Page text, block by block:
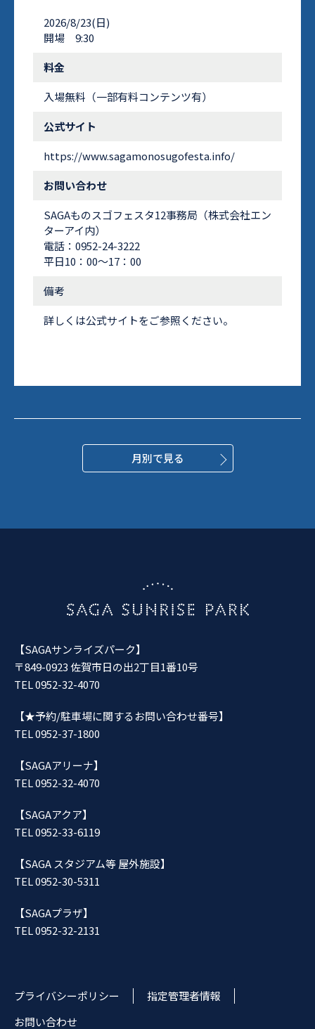
2026/8/23(日)
開場 9:30
料金
入場無料（一部有料コンテンツ有）
公式サイト
https://www.sagamonosugofesta.info/
お問い合わせ
SAGAものスゴフェスタ12事務局（株式会社エン
ターアイ内）
電話：0952-24-3222
平日10：00～17：00
備考
詳しくは公式サイトをご参照ください。
月別で見る
【SAGAサンライズパーク】
〒849-0923 佐賀市日の出2丁目1番10号
TEL 0952-32-4070
【★予約/駐車場に関するお問い合わせ番号】
TEL 0952-37-1800
【SAGAアリーナ】
TEL 0952-32-4070
【SAGAアクア】
TEL 0952-33-6119
【SAGA スタジアム等 屋外施設】
TEL 0952-30-5311
【SAGAプラザ】
TEL 0952-32-2131
プライバシーポリシー
指定管理者情報
お問い合わせ